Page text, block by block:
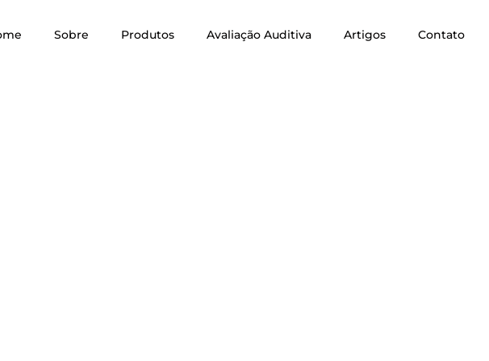
Sobre Produtos Avaliação Auditiva Artigos Contato